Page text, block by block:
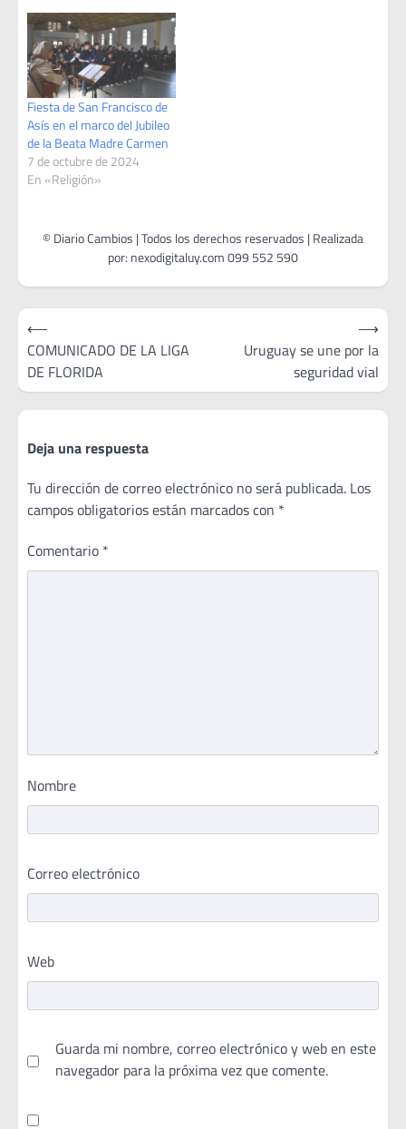
Fiesta de San Francisco de
Asís en el marco del Jubileo
de la Beata Madre Carmen
7 de octubre de 2024
En «Religión»
Navegación
de
entradas
⟵
COMUNICADO DE LA LIGA
DE FLORIDA
Uruguay se une por la
seguridad vial
⟶
Deja una respuesta
Tu dirección de correo electrónico no será publicada. Los
campos obligatorios están marcados con *
Comentario *
Nombre
Correo electrónico
Web
Guarda mi nombre, correo electrónico y web en este
navegador para la próxima vez que comente.